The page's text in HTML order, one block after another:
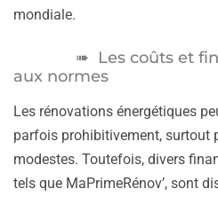
mondiale.
Les coûts et
aux normes
Les rénovations énergétiques
parfois prohibitivement, surtout
modestes. Toutefois, divers
tels que MaPrimeRénov’, sont